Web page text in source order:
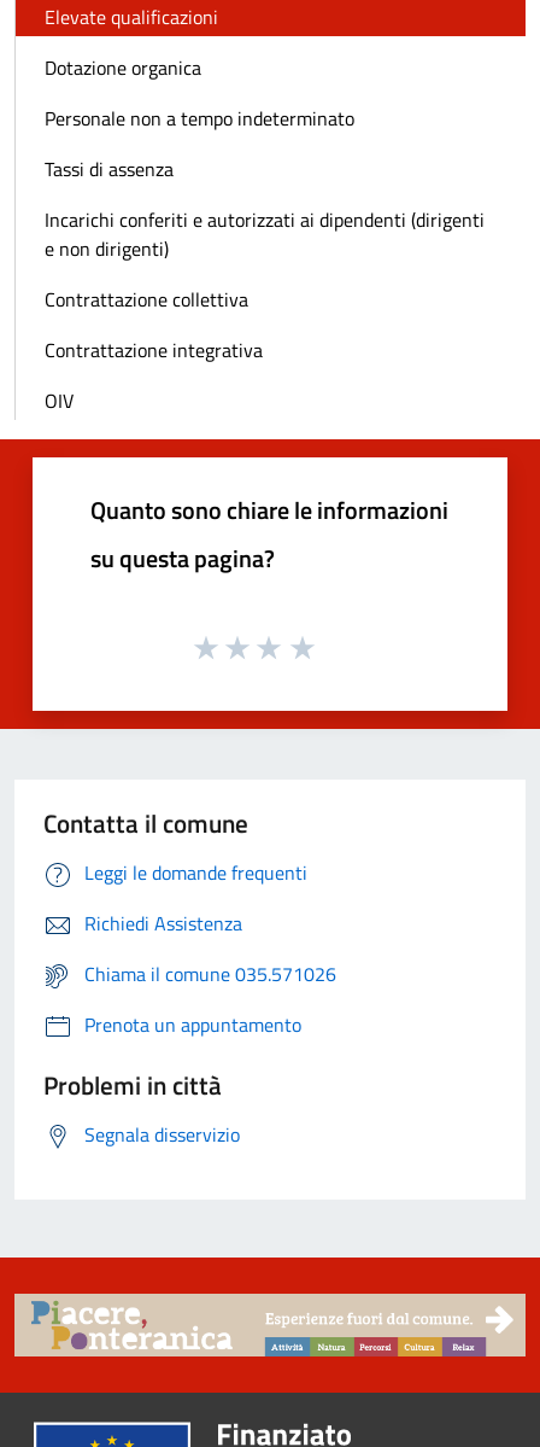
Elevate qualificazioni
Dotazione organica
Personale non a tempo indeterminato
Tassi di assenza
Incarichi conferiti e autorizzati ai dipendenti (dirigenti
e non dirigenti)
Contrattazione collettiva
Contrattazione integrativa
OIV
Quanto sono chiare le informazioni
su questa pagina?
Contatta il comune
Leggi le domande frequenti
Richiedi Assistenza
Chiama il comune 035.571026
Prenota un appuntamento
Problemi in città
Segnala disservizio